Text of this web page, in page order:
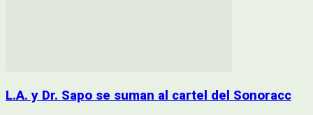
L.A. y Dr. Sapo se suman al cartel del Sonoracc